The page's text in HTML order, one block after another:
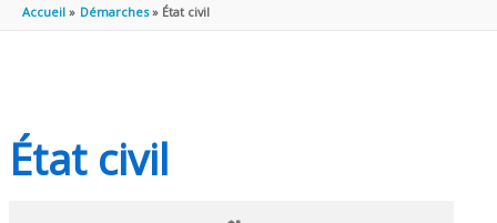
Accueil Démarches État civil
État civil